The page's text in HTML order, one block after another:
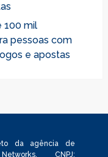
100 mil
pessoas com
e apostas
da agência de
CNPJ: